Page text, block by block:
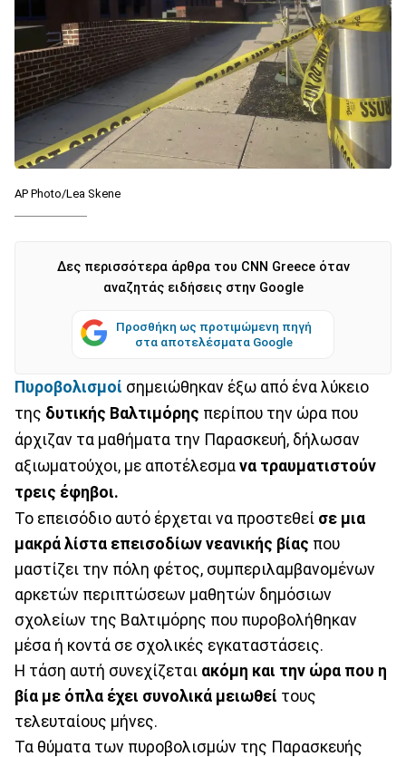
AP Photo/Lea Skene
Δες περισσότερα άρθρα του CNN Greece όταν
αναζητάς ειδήσεις στην Google
Προσθήκη ως προτιμώμενη πηγή
στα αποτελέσματα Google
Πυροβολισμοί σημειώθηκαν έξω από ένα λύκειο
της δυτικής Βαλτιμόρης περίπου την ώρα που
άρχιζαν τα μαθήματα την Παρασκευή, δήλωσαν
αξιωματούχοι, με αποτέλεσμα να τραυματιστούν
τρεις έφηβοι.
Το επεισόδιο αυτό έρχεται να προστεθεί σε μια
μακρά λίστα επεισοδίων νεανικής βίας που
μαστίζει την πόλη φέτος, συμπεριλαμβανομένων
αρκετών περιπτώσεων μαθητών δημόσιων
σχολείων της Βαλτιμόρης που πυροβολήθηκαν
μέσα ή κοντά σε σχολικές εγκαταστάσεις.
Η τάση αυτή συνεχίζεται ακόμη και την ώρα που η
βία με όπλα έχει συνολικά μειωθεί τους
τελευταίους μήνες.
Τα θύματα των πυροβολισμών της Παρασκευής